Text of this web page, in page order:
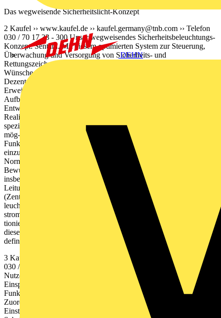
DEHN
Das wegweisende Sicherheitslicht-Konzept
2 Kaufel ›› www.kaufel.de ›› kaufel.germany@tnb.com ›› Telefon
030 / 70 17 33 - 300 Unser wegweisendes Sicherheitsbeleuchtungs-
Konzept: Sentara. Mit diesem optimierten System zur Steuerung,
Überwachung und Versorgung von Sicherheits- und
Rettungszeichenleuchten erfüllen wir bislang unerreich- bare
Wünsche von Planern, Technikern und Nutzern. Das Konzept der
Dezentralisierung, einfachen Installation, simplen
Erweiterungsmöglichkeit und größter Freiheit in Handhabung und
Aufbau spiegelt innovatives Den- ken in Forschung und
Entwicklung wider und setzt neue Maßstäbe in der technischen
Realisierung. Die Lösung besteht aus vier Hauptkomponenten mit
speziell entwickelten Hard- und Softwareelementen. Durch den
mög- lichen Verzicht auf E30-Installationsmaterial und Verteiler mit
Funktionserhalt hilft das System außerdem, deutlich Kosten
einzusparen. Sentara ist gleichzeitig die Antwort auf veränderte
Normen und Richtlinien und eine Referenz an das geschärfte
Bewusst- sein bei Fragen des Brandschutzes. So legen sich
insbesondere die aktuellen Landesbauordnungen mit der Muster-
Leitungs- anlagen-Richtlinie (MLAR) sowie die EN 50171
(Zentrale Stromversorgungssysteme) und EN 50172 (Sicherheitsbe-
leuchtungsanlagen) auf Lösungen der zentralen Sicherheits-
stromversorgung mit dezentral montierten und autark funk-
tionierenden Komponenten fest. Unser Konzept erfüllt exakt auch
diese Empfehlungen und Erwartungen. Sicherheitsbeleuchtung neu
definiert: flexibel, mobil, bedienerfreundlich.
3 Kaufel ›› www.kaufel.de ››
kaufel.germany@tnb.com
›› Telefon
030 / 70 17 33 - 300 höchste Flexibilität für Planer, Installateur und
Nutzer standardisierte, zeitsparende Planung nach Brand abschnitten
Einsparung von E30-Installationsmaterial Verzicht auf Verteiler mit
Funktionserhalt standardisierte, autarke Unterstation freie
Zuordnung der Schaltungsart zu jeder Leuchte keine manuellen
Einstellungen am Leuchten- baustein Mischbetrieb aller